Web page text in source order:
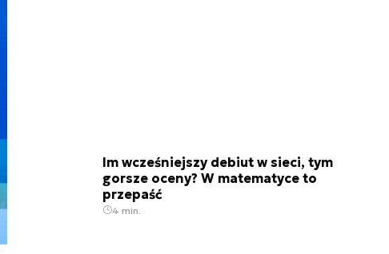
Im wcześniejszy debiut w sieci, tym
gorsze oceny? W matematyce to
przepaść
4 min.